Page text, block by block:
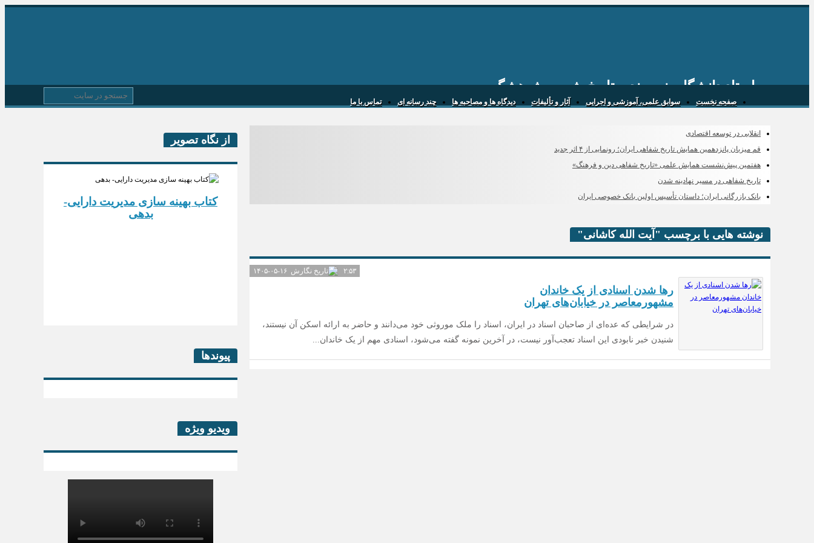
استاد دانشگاه، نویسنده، تاریخ پژوه و پژوهشگر
صفحه نخست سوابق علمی، آموزشی و اجرایی آثار و تألیفات دیدگاه ها و مصاحبه ها چند رسانه ای تماس با ما
انقلابی در توسعه اقتصادی
قم میزبان پانزدهمین همایش تاریخ شفاهی ایران؛ رونمایی از ۴ اثر جدید
هفتمین پیش‌نشست همایش علمی «تاریخ شفاهی دین و فرهنگ»
تاریخ شفاهی در مسیر نهادینه شدن
بانک بازرگانی ایران؛ داستان تأسیس اولین بانک خصوصی ایران
نوشته هایی با برچسب "آیت الله کاشانی"
۲:۵۳
رها شدن اسنادی از یک خاندان
مشهورمعاصر در خیابان‌های تهران
در شرایطی که عده‌ای از صاحبان اسناد در ایران،‌ اسناد را ملک موروثی خود می‌دانند و حاضر به ارائه اسکن آن نیستند،‌
شنیدن خبر نابودی این اسناد تعجب‌آور نیست،‌ در آخرین نمونه گفته می‌شود،‌ اسنادی مهم از یک خاندان...
از نگاه تصویر
کتاب بهینه سازی مدیریت دارایی-
بدهی
پیوندها
ویدیو ویژه